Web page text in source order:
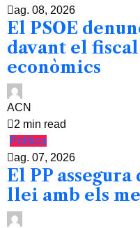
ag. 08, 2026
El PSOE
davant el
econòmics
ACN
2 min read
Política
ag. 07, 2026
El PP
llei amb els